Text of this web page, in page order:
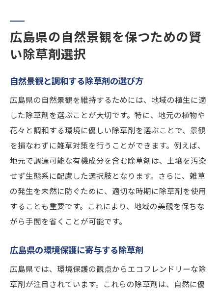
広島県の自然景観を保つための賢
い除草剤選択
自然景観と調和する除草剤の選び方
広島県の自然景観を維持するためには、地域の植生に適
した除草剤を選ぶことが大切です。特に、地元の植物や
花々と調和する環境に優しい除草剤を選ぶことで、景観
を損なわずに雑草対策を行うことができます。例えば、
地元で調達可能な有機成分を含む除草剤は、土壌を汚染
せず生態系に配慮した選択肢となります。さらに、雑草
の発生を未然に防ぐために、適切な時期に除草剤を使用
することも重要です。これにより、地域の美観を保ちな
がら手間を省くことが可能です。
広島県の環境保護に寄与する除草剤
広島県では、環境保護の観点からエコフレンドリーな除
草剤が注目されています。これらの除草剤は、自然に優